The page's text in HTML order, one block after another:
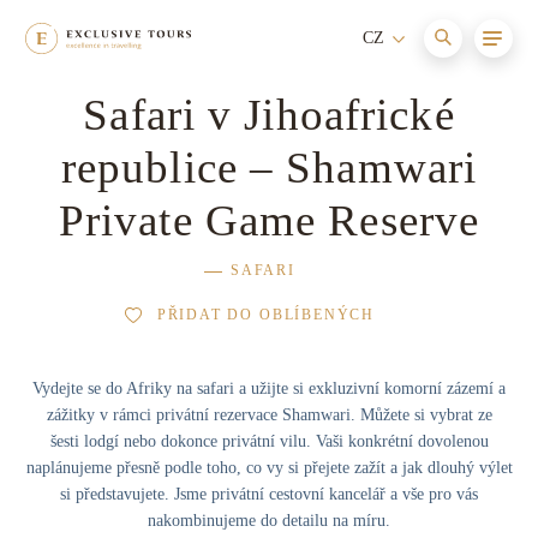
CZ
Safari v Jihoafrické
republice – Shamwari
Private Game Reserve
SAFARI
PŘIDAT DO OBLÍBENÝCH
Vydejte se do Afriky na safari a užijte si exkluzivní komorní zázemí a
zážitky v rámci privátní rezervace Shamwari. Můžete si vybrat ze
šesti lodgí nebo dokonce privátní vilu. Vaši konkrétní dovolenou
naplánujeme přesně podle toho, co vy si přejete zažít a jak dlouhý výlet
si představujete. Jsme privátní cestovní kancelář a vše pro vás
nakombinujeme do detailu na míru.
Afrika
Asie
Austrálie a Oceánie
Karibik
Severní Amerika
Cesty s itinerářem Nové
Aktivní dovolená
Relaxace a wellness
Dovolená s dětmi
Dovolená na horách
Dovolená na jachtě
Maledivy
Itálie
Seychely
Jihoafrická republika
Mauricius
Bhútán